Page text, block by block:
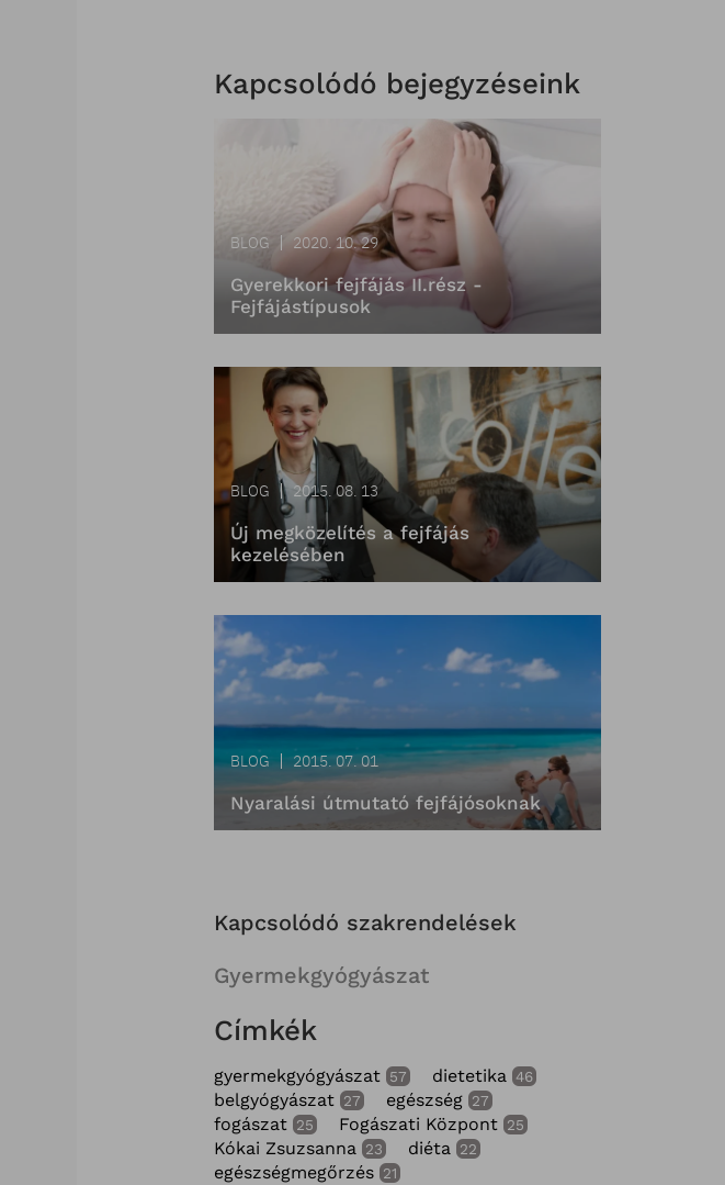
Kapcsolódó bejegyzéseink
BLOG 2020. 10. 29
Gyerekkori fejfájás II.rész -
Fejfájástípusok
BLOG 2015. 08. 13
Új megközelítés a fejfájás
kezelésében
BLOG 2015. 07. 01
Nyaralási útmutató fejfájósoknak
Kapcsolódó szakrendelések
Gyermekgyógyászat
Címkék
gyermekgyógyászat 57 dietetika 46
belgyógyászat 27 egészség 27
fogászat 25 Fogászati Központ 25
Kókai Zsuzsanna 23 diéta 22
egészségmegőrzés 21